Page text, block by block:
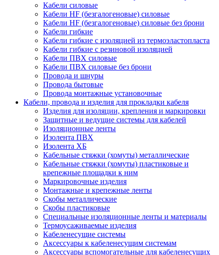
Кабели силовые
Кабели HF (безгалогеновые) силовые
Кабели HF (безгалогеновые) силовые без брони
Кабели гибкие
Кабели гибкие с изоляцией из термоэластопласта
Кабели гибкие с резиновой изоляцией
Кабели ПВХ силовые
Кабели ПВХ силовые без брони
Провода и шнуры
Провода бытовые
Провода монтажные установочные
Кабели, провода и изделия для прокладки кабеля
Изделия для изоляции, крепления и маркировки
Защитные и ведущие системы для кабелей
Изоляционные ленты
Изолента ПВХ
Изолента ХБ
Кабельные стяжки (хомуты) металлические
Кабельные стяжки (хомуты) пластиковые и
крепежные площадки к ним
Маркировочные изделия
Монтажные и крепежные ленты
Скобы металлические
Скобы пластиковые
Специальные изоляционные ленты и материалы
Термоусаживаемые изделия
Кабеленесущие системы
Аксессуары к кабеленесущим системам
Аксессуары вспомогательные для кабеленесущих